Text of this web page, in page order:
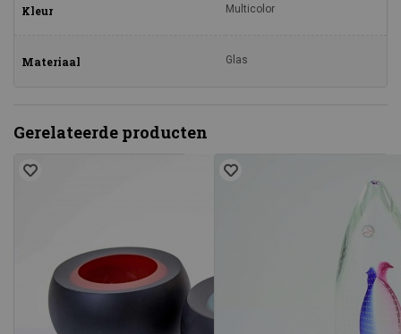
Kleur Multicolor
Materiaal Glas
Gerelateerde producten